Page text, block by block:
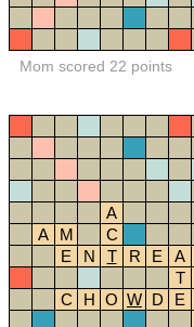
Mom scored 22 points
A
A
M C
E
N T R E A
T
C
H O W D E